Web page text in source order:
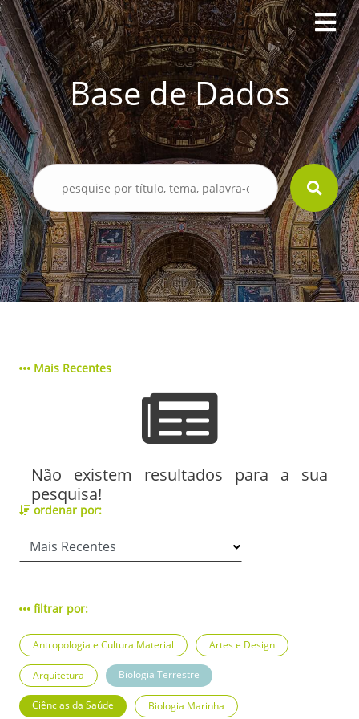
Base de Dados
Mais Recentes
Não existem resultados para a sua
pesquisa!
ordenar por:
filtrar por:
Antropologia e Cultura Material Artes e Design
Arquitetura Biologia Terrestre
Ciências da Saúde Biologia Marinha